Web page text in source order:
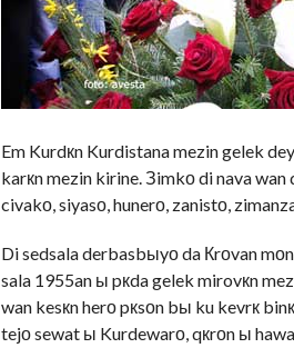
Em Kurdкn Kurdistana mezin gelek
karкn mezin kirine. Зimkо di nava
civakо, siyasо, hunerо, zanistо,
Di sedsala derbasbыyо da Кrоvan
sala 1955an ы pкda gelek mirovкn
wan kesкn herо pкsоn bы ku kevrк
tejо sewat ы Kurdewarо, qкrоn ы